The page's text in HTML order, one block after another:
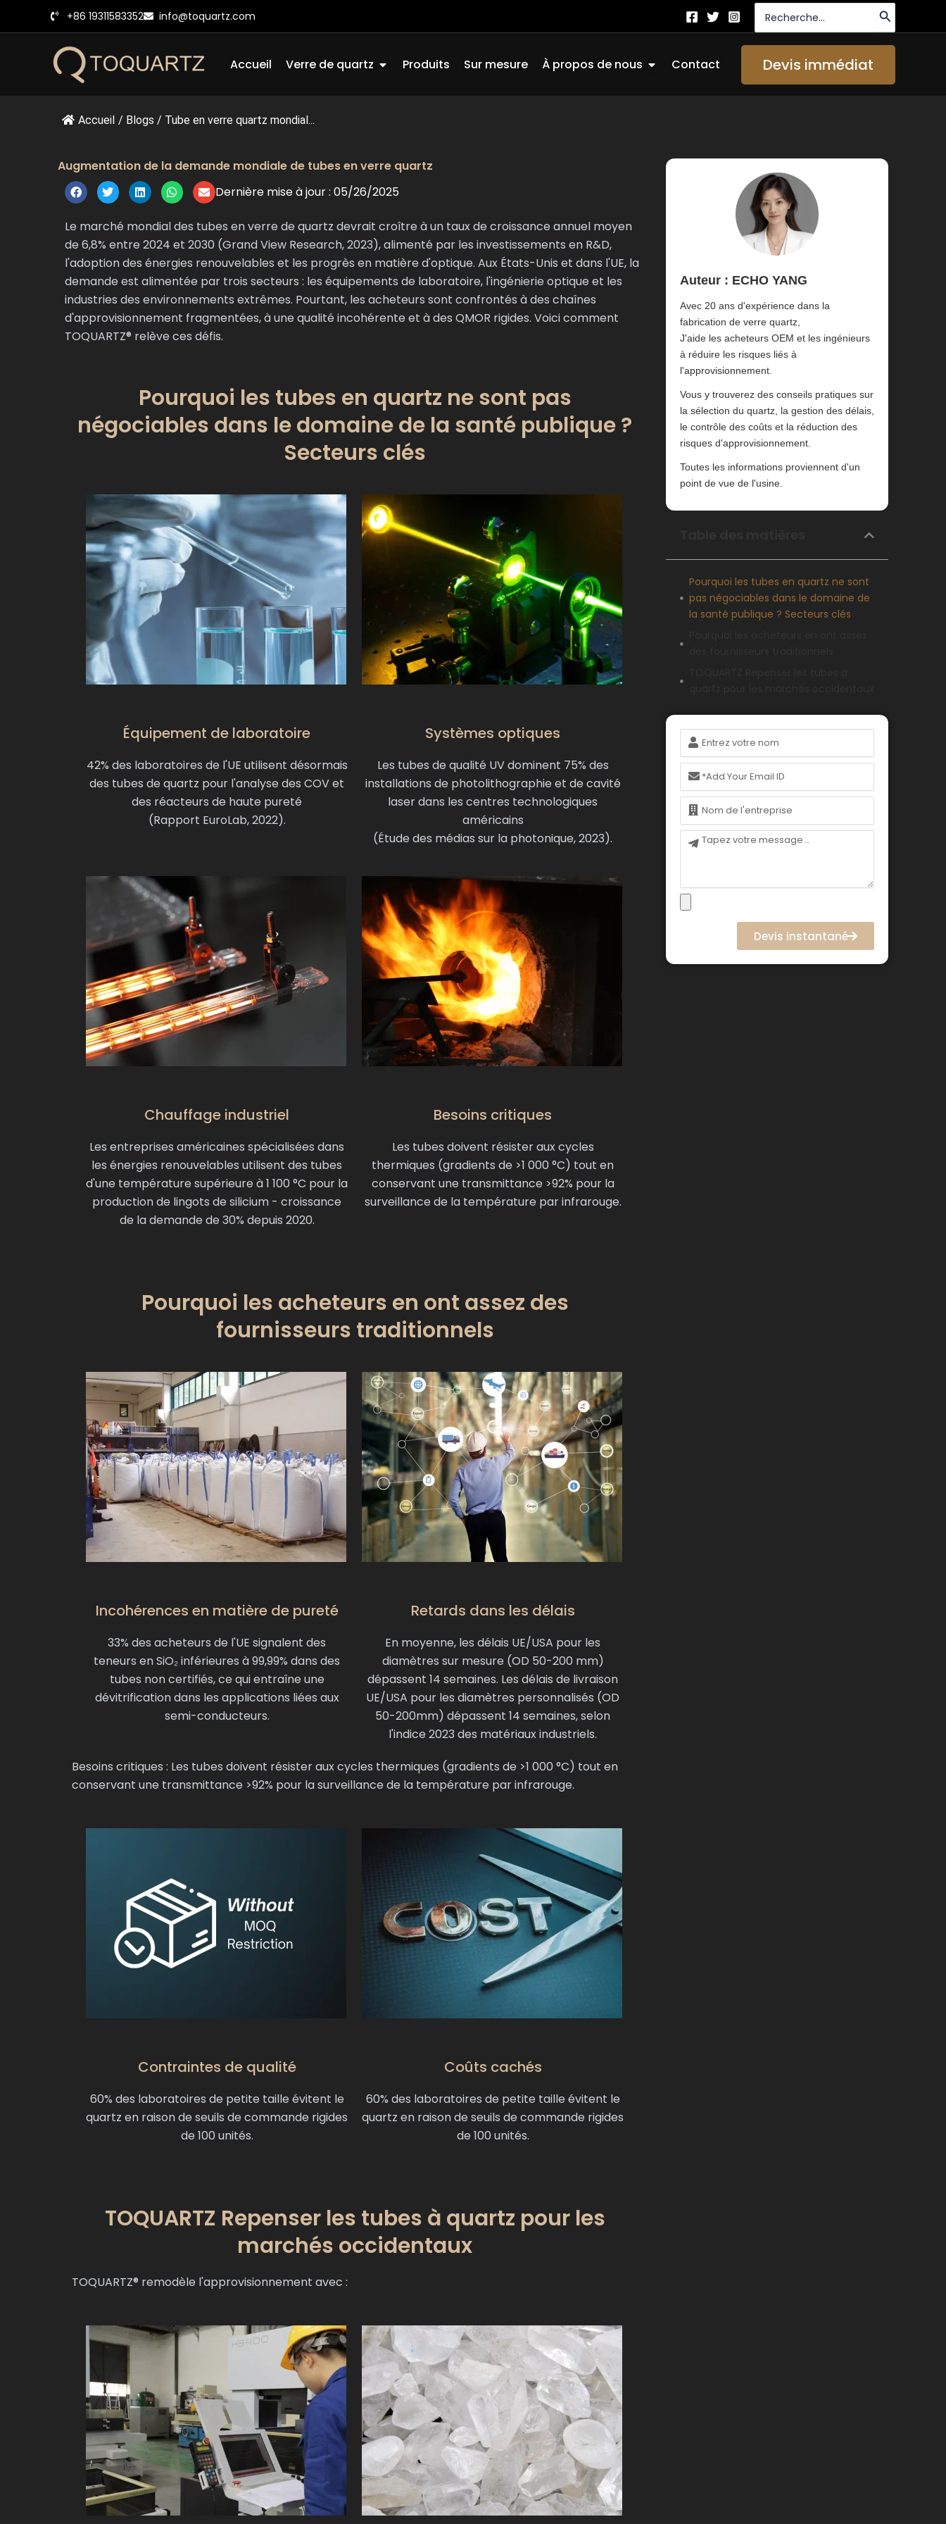
+86 19311583352 info@toquartz.com
Recherche
de
Accueil Verre de quartz Ouvrir Quartz Glass
Produits Sur mesure À propos de nous Ouvrir About Us
Contact Devis immédiat
Accueil / Blogs / Tube en verre quartz mondial...
Augmentation de la demande mondiale de tubes en verre quartz
Dernière mise à jour : 05/26/2025
Le marché mondial des tubes en verre de quartz devrait croître à un taux de croissance annuel moyen
de 6,8% entre 2024 et 2030 (Grand View Research, 2023), alimenté par les investissements en R&D,
l'adoption des énergies renouvelables et les progrès en matière d'optique. Aux États-Unis et dans l'UE, la
demande est alimentée par trois secteurs : les équipements de laboratoire, l'ingénierie optique et les
industries des environnements extrêmes. Pourtant, les acheteurs sont confrontés à des chaînes
d'approvisionnement fragmentées, à une qualité incohérente et à des QMOR rigides. Voici comment
TOQUARTZ® relève ces défis.
Pourquoi les tubes en quartz ne sont pas
négociables dans le domaine de la santé publique ?
Secteurs clés
Équipement de laboratoire
42% des laboratoires de l'UE utilisent désormais
des tubes de quartz pour l'analyse des COV et
des réacteurs de haute pureté
(Rapport EuroLab, 2022).
Systèmes optiques
Les tubes de qualité UV dominent 75% des
installations de photolithographie et de cavité
laser dans les centres technologiques
américains
(Étude des médias sur la photonique, 2023).
Chauffage industriel
Les entreprises américaines spécialisées dans
les énergies renouvelables utilisent des tubes
d'une température supérieure à 1 100 °C pour la
production de lingots de silicium - croissance
de la demande de 30% depuis 2020.
Besoins critiques
Les tubes doivent résister aux cycles
thermiques (gradients de >1 000 °C) tout en
conservant une transmittance >92% pour la
surveillance de la température par infrarouge.
Pourquoi les acheteurs en ont assez des
fournisseurs traditionnels
Incohérences en matière de pureté
33% des acheteurs de l'UE signalent des
teneurs en SiO₂ inférieures à 99,99% dans des
tubes non certifiés, ce qui entraîne une
dévitrification dans les applications liées aux
semi-conducteurs.
Retards dans les délais
En moyenne, les délais UE/USA pour les
diamètres sur mesure (OD 50-200 mm)
dépassent 14 semaines. Les délais de livraison
UE/USA pour les diamètres personnalisés (OD
50-200mm) dépassent 14 semaines, selon
l'indice 2023 des matériaux industriels.
Besoins critiques : Les tubes doivent résister aux cycles thermiques (gradients de >1 000 °C) tout en
conservant une transmittance >92% pour la surveillance de la température par infrarouge.
Contraintes de qualité
60% des laboratoires de petite taille évitent le
quartz en raison de seuils de commande rigides
de 100 unités.
Coûts cachés
60% des laboratoires de petite taille évitent le
quartz en raison de seuils de commande rigides
de 100 unités.
TOQUARTZ Repenser les tubes à quartz pour les
marchés occidentaux
TOQUARTZ® remodèle l'approvisionnement avec :
Auteur : ECHO YANG
Avec 20 ans d'expérience dans la
fabrication de verre quartz,
J'aide les acheteurs OEM et les ingénieurs
à réduire les risques liés à
l'approvisionnement.
Vous y trouverez des conseils pratiques sur
la sélection du quartz, la gestion des délais,
le contrôle des coûts et la réduction des
risques d'approvisionnement.
Toutes les informations proviennent d'un
point de vue de l'usine.
Pourquoi les tubes en quartz ne sont
pas négociables dans le domaine de
la santé publique ? Secteurs clés
Nom
Courriel
Nom
Message
Devis instantané